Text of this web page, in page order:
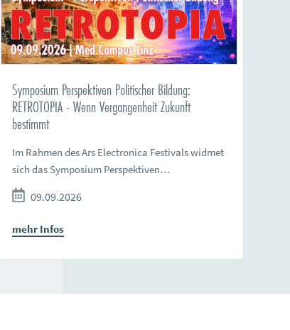
Symposium Perspektiven Politischer Bildung:
RETROTOPIA - Wenn Vergangenheit Zukunft
bestimmt
Im Rahmen des Ars Electronica Festivals widmet
sich das Symposium Perspektiven…
09.09.2026
mehr Infos